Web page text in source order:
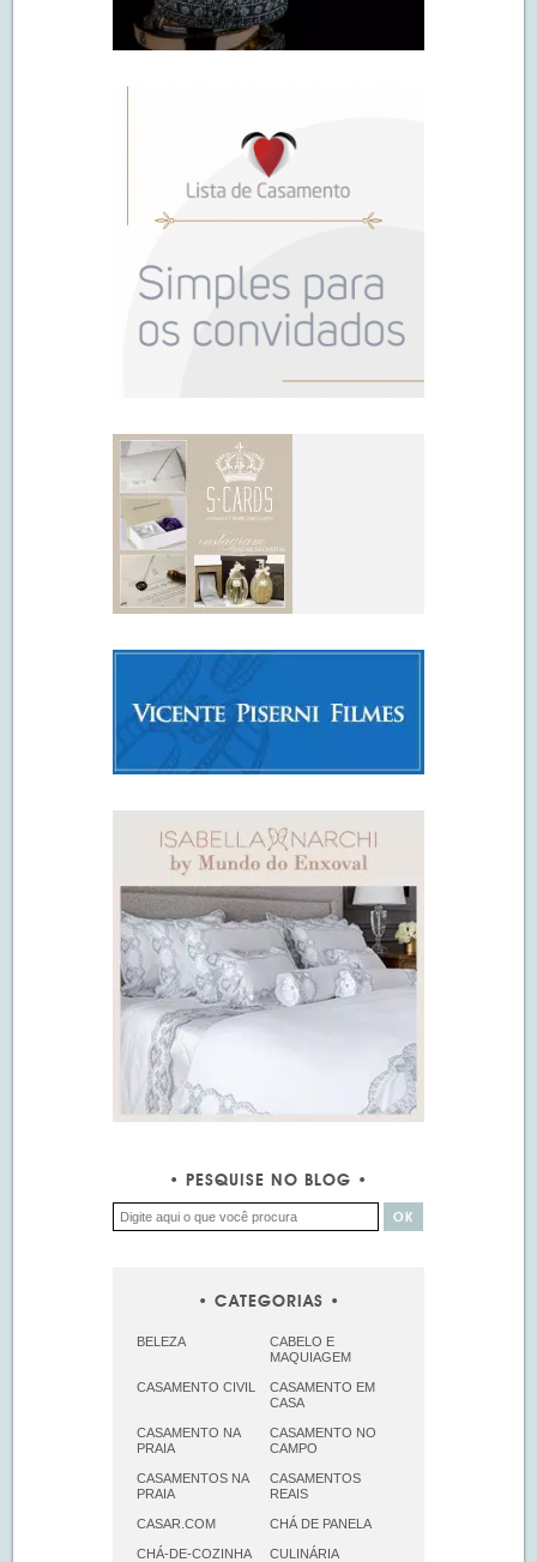
PESQUISE NO BLOG
CATEGORIAS
BELEZA
CABELO E
MAQUIAGEM
CASAMENTO CIVIL
CASAMENTO EM
CASA
CASAMENTO NA
PRAIA
CASAMENTO NO
CAMPO
CASAMENTOS NA
PRAIA
CASAMENTOS
REAIS
CASAR.COM CHÁ DE PANELA
CHÁ-DE-COZINHA CULINÁRIA